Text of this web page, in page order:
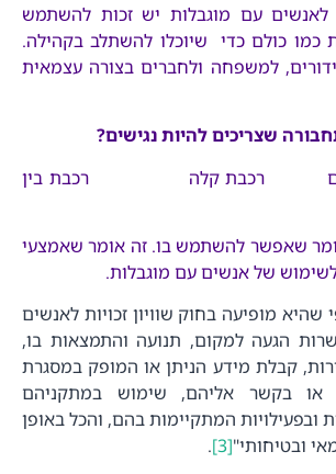
לאנשים עם מוגבלות יש זכות להשתמש
כמו כולם כדי שיוכלו להשתלב בקהילה.
למשפחה ולחברים בצורה עצמאית
שצריכים להיות נגישים?
רכבת קלה רכבת בין
שאפשר להשתמש בו. זה אומר שאמצעי
של אנשים עם מוגבלות.
שהיא מופיעה בחוק שוויון זכויות לאנשים
הגעה למקום, תנועה והתמצאות בו,
קבלת מידע הניתן או המופק במסגרת
או בקשר אליהם, שימוש במתקניהם
ובפעילויות המתקיימות בהם, והכל באופן
ובטיחותי"[3]
.